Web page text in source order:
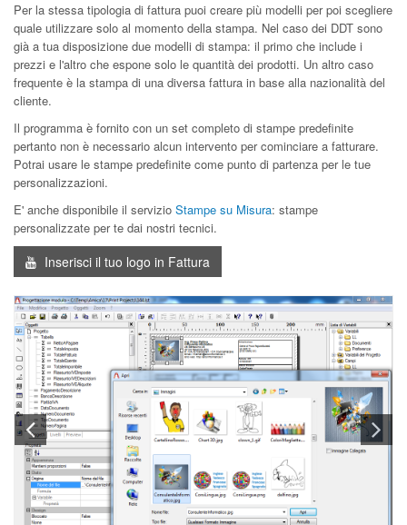
Per la stessa tipologia di fattura puoi creare più modelli per poi scegliere
quale utilizzare solo al momento della stampa. Nel caso dei DDT sono
già a tua disposizione due modelli di stampa: il primo che include i
prezzi e l'altro che espone solo le quantità dei prodotti. Un altro caso
frequente è la stampa di una diversa fattura in base alla nazionalità del
cliente.
Il programma è fornito con un set completo di stampe predefinite
pertanto non è necessario alcun intervento per cominciare a fatturare.
Potrai usare le stampe predefinite come punto di partenza per le tue
personalizzazioni.
E' anche disponibile il servizio Stampe su Misura: stampe
personalizzate per te dai nostri tecnici.
Inserisci il tuo logo in Fattura